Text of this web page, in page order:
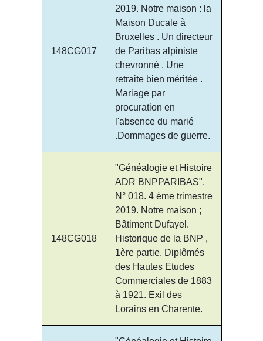
148CG017
2019. Notre maison : la
Maison Ducale à
Bruxelles . Un directeur
de Paribas alpiniste
chevronné . Une
retraite bien méritée .
Mariage par
procuration en
l'absence du marié
.Dommages de guerre.
148CG018
"Généalogie et Histoire
ADR BNPPARIBAS".
N° 018. 4 ème trimestre
2019. Notre maison ;
Bâtiment Dufayel.
Historique de la BNP ,
1ère partie. Diplômés
des Hautes Etudes
Commerciales de 1883
à 1921. Exil des
Lorains en Charente.